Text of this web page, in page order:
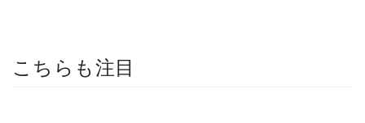
こちらも注目